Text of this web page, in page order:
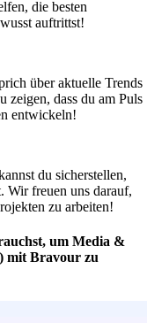
die besten
auftrittst!
über aktuelle Trends
zeigen, dass du am Puls
entwickeln!
du sicherstellen,
Wir freuen uns darauf,
zu arbeiten!
um Media &
mit Bravour zu